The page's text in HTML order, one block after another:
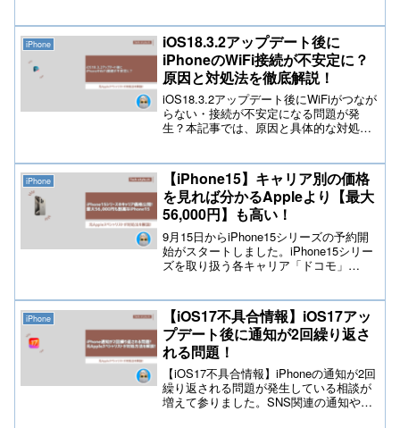
法を紹介します。iPhoneユーザー必見の
トラブル解決ガイド！
iPhone
iOS18.3.2アップデート後に
iPhoneのWiFi接続が不安定に？
原因と対処法を徹底解説！
iOS18.3.2アップデート後にWiFiがつなが
らない・接続が不安定になる問題が発
生？本記事では、原因と具体的な対処法
などを詳しく紹介。iPhoneのWiFiトラブ
ルを素早く解決しましょう！
iPhone
【iPhone15】キャリア別の価格
を見れば分かるAppleより【最大
56,000円】も高い！
9月15日からiPhone15シリーズの予約開
始がスタートしました。iPhone15シリー
ズを取り扱う各キャリア「ドコモ」
た。最大で56,000円も割高な価格設定を
しているキャリアはどこなのか？価格表
を記事にしておりますので参考にして下
さい。
iPhone
【iOS17不具合情報】iOS17アッ
プデート後に通知が2回繰り返さ
れる問題！
【iOS17不具合情報】iPhoneの通知が2回
繰り返される問題が発生している相談が
増えて参りました。SNS関連の通知や